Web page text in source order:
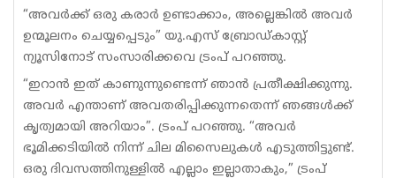
“അവർക്ക് ഒരു കരാർ ഉണ്ടാക്കാം, അല്ലെങ്കിൽ അവർ
ഉന്മൂലനം ചെയ്യപ്പെടും” യു.എസ് ബ്രോഡ്കാസ്റ്റ്
ന്യൂസിനോട് സംസാരിക്കവെ ട്രംപ് പറഞ്ഞു.
“ഇറാൻ ഇത് കാണുന്നുണ്ടെന്ന് ഞാൻ പ്രതീക്ഷിക്കുന്നു.
അവർ എന്താണ് അവതരിപ്പിക്കുന്നതെന്ന് ഞങ്ങൾക്ക്
കൃത്യമായി അറിയാം”. ട്രംപ് പറഞ്ഞു. “അവർ
ഭൂമിക്കടിയിൽ നിന്ന് ചില മിസൈലുകൾ എടുത്തിട്ടുണ്ട്.
ഒരു ദിവസത്തിനുള്ളിൽ എല്ലാം ഇല്ലാതാകും,” ട്രംപ്